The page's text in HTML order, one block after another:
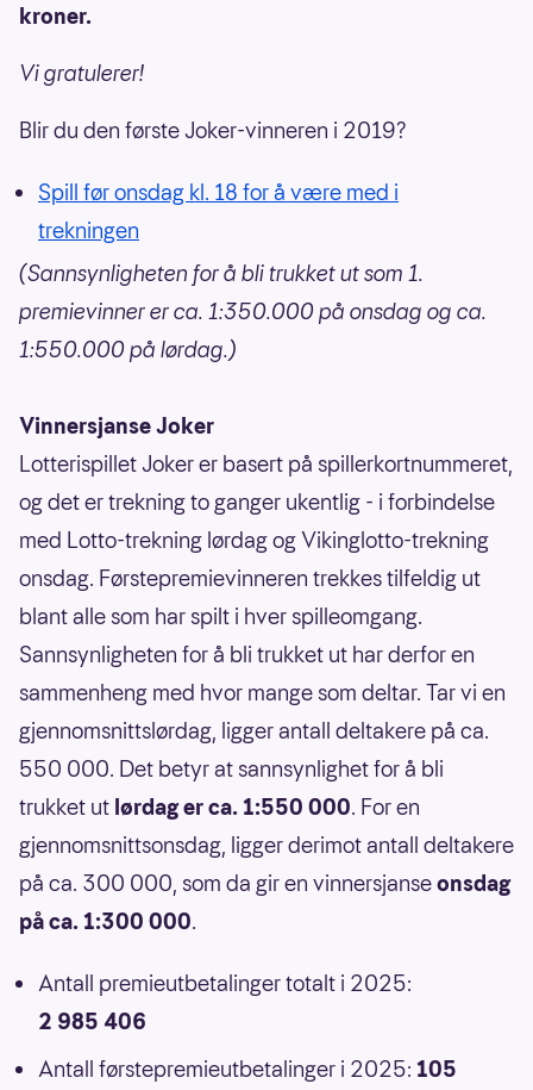
kroner.
Vi gratulerer!
Blir du den første Joker-vinneren i 2019?
Spill før onsdag kl. 18 for å være med i
trekningen
(Sannsynligheten for å bli trukket ut som 1.
premievinner er ca. 1:350.000 på onsdag og ca.
1:550.000 på lørdag.)
Vinnersjanse Joker
Lotterispillet Joker er basert på spillerkortnummeret,
og det er trekning to ganger ukentlig - i forbindelse
med Lotto-trekning lørdag og Vikinglotto-trekning
onsdag. Førstepremievinneren trekkes tilfeldig ut
blant alle som har spilt i hver spilleomgang.
Sannsynligheten for å bli trukket ut har derfor en
sammenheng med hvor mange som deltar. Tar vi en
gjennomsnittslørdag, ligger antall deltakere på ca.
550 000. Det betyr at sannsynlighet for å bli
trukket ut lørdag er ca. 1:550 000. For en
gjennomsnittsonsdag, ligger derimot antall deltakere
på ca. 300 000, som da gir en vinnersjanseonsdag
på ca. 1:300 000.
Antall premieutbetalinger totalt i 2025:
2 985 406
Antall førstepremieutbetalinger i 2025: 105